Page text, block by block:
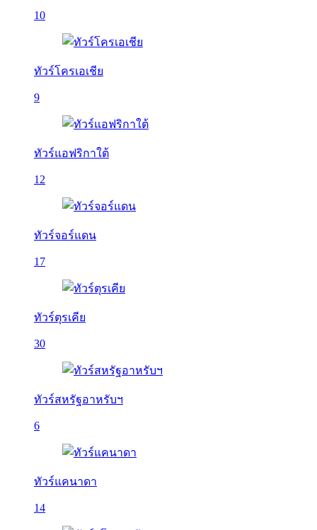
10
ทัวร์โครเอเชีย
9
ทัวร์แอฟริกาใต้
12
ทัวร์จอร์แดน
17
ทัวร์ตุรเคีย
30
ทัวร์สหรัฐอาหรับฯ
6
ทัวร์แคนาดา
14